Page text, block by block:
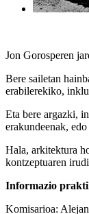
Jon Gorosperen
Bere sailetan
erabilerekiko,
Eta bere argazki,
erakundeenak,
Hala, arkitektura
kontzeptuaren
Informazio
Komisarioa: